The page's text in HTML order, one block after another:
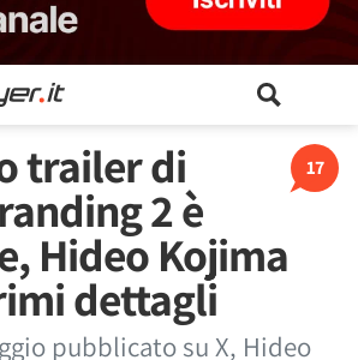
17
trailer di
2 è
Hideo Kojima
dettagli
pubblicato su X, Hideo